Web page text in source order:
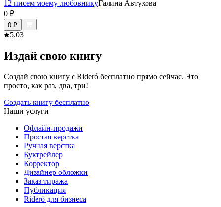
12 писем моему любовникуГалина Автухова
0 ₽
0 ₽
5.03
Издай свою книгу
Создай свою книгу с Rideró бесплатно прямо сейчас. Это
просто, как раз, два, три!
Создать книгу бесплатно
Наши услуги
Офлайн-продажи
Простая верстка
Ручная верстка
Буктрейлер
Корректор
Дизайнер обложки
Заказ тиража
Публикация
Rideró для бизнеса